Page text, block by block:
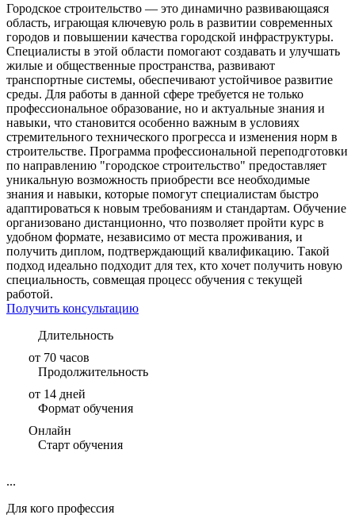
Городское строительство — это динамично развивающаяся
область, играющая ключевую роль в развитии современных
городов и повышении качества городской инфраструктуры.
Специалисты в этой области помогают создавать и улучшать
жилые и общественные пространства, развивают
транспортные системы, обеспечивают устойчивое развитие
среды. Для работы в данной сфере требуется не только
профессиональное образование, но и актуальные знания и
навыки, что становится особенно важным в условиях
стремительного технического прогресса и изменения норм в
строительстве. Программа профессиональной переподготовки
по направлению "городское строительство" предоставляет
уникальную возможность приобрести все необходимые
знания и навыки, которые помогут специалистам быстро
адаптироваться к новым требованиям и стандартам. Обучение
организовано дистанционно, что позволяет пройти курс в
удобном формате, независимо от места проживания, и
получить диплом, подтверждающий квалификацию. Такой
подход идеально подходит для тех, кто хочет получить новую
специальность, совмещая процесс обучения с текущей
работой.
Получить консультацию
Длительность
от 70 часов
Продолжительность
от 14 дней
Формат обучения
Онлайн
Старт обучения
...
Для кого профессия